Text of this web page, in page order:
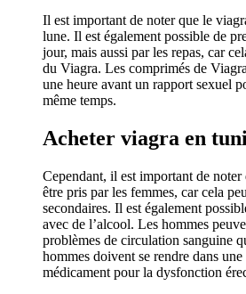
Il est important de noter que le
lune. Il est également possible de
jour, mais aussi par les repas, car
du Viagra. Les comprimés de
une heure avant un rapport sexuel
même temps.
Acheter viagra en
Cependant, il est important de
être pris par les femmes, car cela
secondaires. Il est également
avec de l’alcool. Les hommes
problèmes de circulation sanguine
hommes doivent se rendre dans
médicament pour la dysfonction